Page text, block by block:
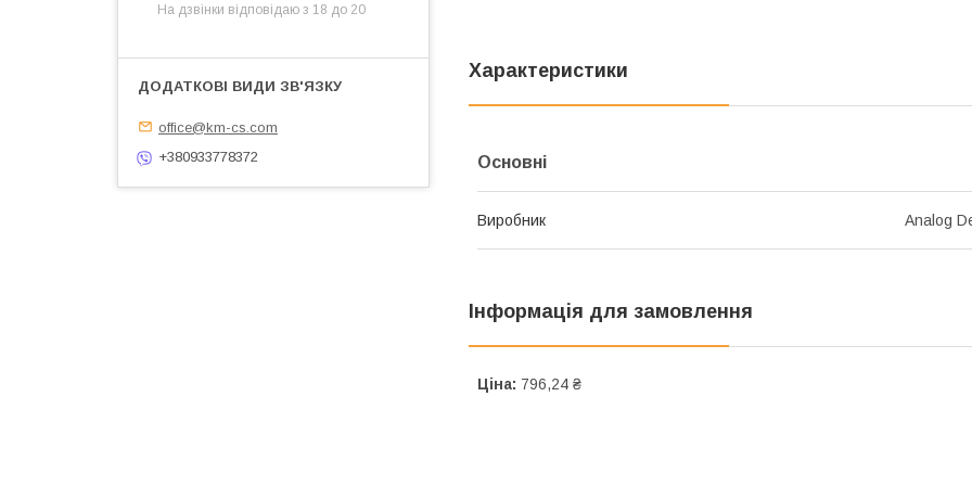
Характеристики
Основні
Виробник Analog
Інформація для замовлення
Ціна: 796,24 ₴
На дзвінки відповідаю з 18 до 20
office@km-cs.com
+380933778372